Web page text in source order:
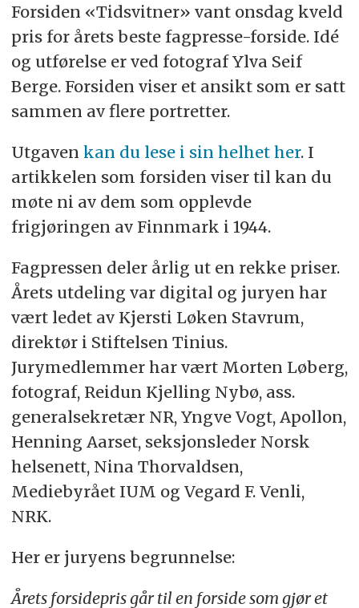
Forsiden «Tidsvitner» vant onsdag kveld
pris for årets beste fagpresse-forside. Idé
og utførelse er ved fotograf Ylva Seif
Berge. Forsiden viser et ansikt som er satt
sammen av flere portretter.
Utgaven kan du lese i sin helhet her. I
artikkelen som forsiden viser til kan du
møte ni av dem som opplevde
frigjøringen av Finnmark i 1944.
Fagpressen deler årlig ut en rekke priser.
Årets utdeling var digital og juryen har
vært ledet av Kjersti Løken Stavrum,
direktør i Stiftelsen Tinius.
Jurymedlemmer har vært Morten Løberg,
fotograf, Reidun Kjelling Nybø, ass.
generalsekretær NR, Yngve Vogt, Apollon,
Henning Aarset, seksjonsleder Norsk
helsenett, Nina Thorvaldsen,
Mediebyrået IUM og Vegard F. Venli,
NRK.
Her er juryens begrunnelse:
Årets forsidepris går til en forside som gjør et